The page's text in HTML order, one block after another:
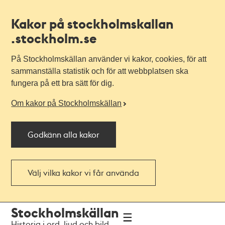
Kakor på stockholmskallan
.stockholm.se
På Stockholmskällan använder vi kakor, cookies, för att
sammanställa statistik och för att webbplatsen ska
fungera på ett bra sätt för dig.
Om kakor på Stockholmskällan
Godkänn alla kakor
Välj vilka kakor vi får använda
navigationen
huvudinnehållet
Stockholmskällan